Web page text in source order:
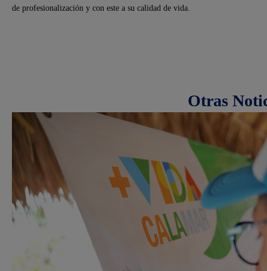
de profesionalización y con este a su calidad de vida.
Otras